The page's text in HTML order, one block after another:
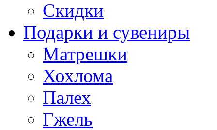
Скидки
Подарки и сувениры
Матрешки
Хохлома
Палех
Гжель